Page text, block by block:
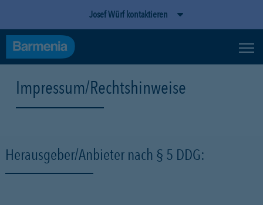
Josef Würf kontaktieren
Impressum/Rechtshinweise
Herausgeber/Anbieter nach § 5 DDG: